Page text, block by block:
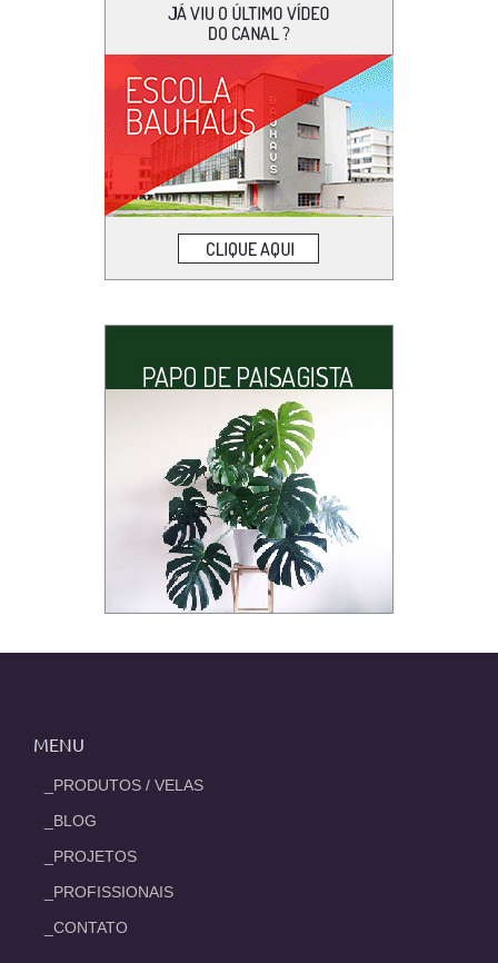
MENU
_PRODUTOS / VELAS
_BLOG
_PROJETOS
_PROFISSIONAIS
_CONTATO